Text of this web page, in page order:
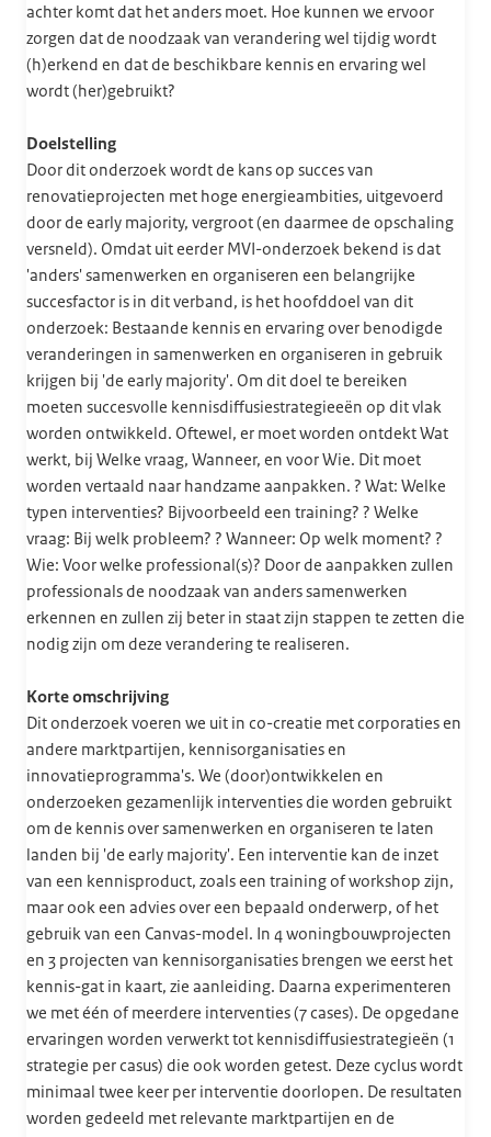
achter komt dat het anders moet. Hoe kunnen we ervoor
zorgen dat de noodzaak van verandering wel tijdig wordt
(h)erkend en dat de beschikbare kennis en ervaring wel
wordt (her)gebruikt?
Doelstelling
Door dit onderzoek wordt de kans op succes van
renovatieprojecten met hoge energieambities, uitgevoerd
door de early majority, vergroot (en daarmee de opschaling
versneld). Omdat uit eerder MVI-onderzoek bekend is dat
'anders' samenwerken en organiseren een belangrijke
succesfactor is in dit verband, is het hoofddoel van dit
onderzoek: Bestaande kennis en ervaring over benodigde
veranderingen in samenwerken en organiseren in gebruik
krijgen bij 'de early majority'. Om dit doel te bereiken
moeten succesvolle kennisdiffusiestrategieeën op dit vlak
worden ontwikkeld. Oftewel, er moet worden ontdekt Wat
werkt, bij Welke vraag, Wanneer, en voor Wie. Dit moet
worden vertaald naar handzame aanpakken. ? Wat: Welke
typen interventies? Bijvoorbeeld een training? ? Welke
vraag: Bij welk probleem? ? Wanneer: Op welk moment? ?
Wie: Voor welke professional(s)? Door de aanpakken zullen
professionals de noodzaak van anders samenwerken
erkennen en zullen zij beter in staat zijn stappen te zetten die
nodig zijn om deze verandering te realiseren.
Korte omschrijving
Dit onderzoek voeren we uit in co-creatie met corporaties en
andere marktpartijen, kennisorganisaties en
innovatieprogramma's. We (door)ontwikkelen en
onderzoeken gezamenlijk interventies die worden gebruikt
om de kennis over samenwerken en organiseren te laten
landen bij 'de early majority'. Een interventie kan de inzet
van een kennisproduct, zoals een training of workshop zijn,
maar ook een advies over een bepaald onderwerp, of het
gebruik van een Canvas-model. In 4 woningbouwprojecten
en 3 projecten van kennisorganisaties brengen we eerst het
kennis-gat in kaart, zie aanleiding. Daarna experimenteren
we met één of meerdere interventies (7 cases). De opgedane
ervaringen worden verwerkt tot kennisdiffusiestrategieën (1
strategie per casus) die ook worden getest. Deze cyclus wordt
minimaal twee keer per interventie doorlopen. De resultaten
worden gedeeld met relevante marktpartijen en de